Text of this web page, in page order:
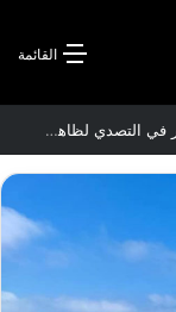
القائمة
سعيود:” إيطاليا تثمن الجهود التي تبذلها الجزائر في التصدي لظاهرة الهجرة غير الشرعية”